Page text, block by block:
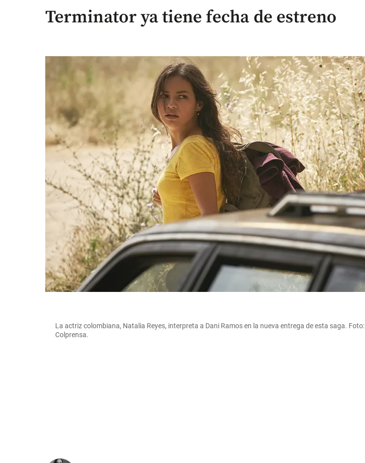
Terminator ya tiene fecha de estreno
La actriz colombiana, Natalia Reyes, interpreta a Dani Ramos en la nueva entrega de esta saga. Foto:
Colprensa.